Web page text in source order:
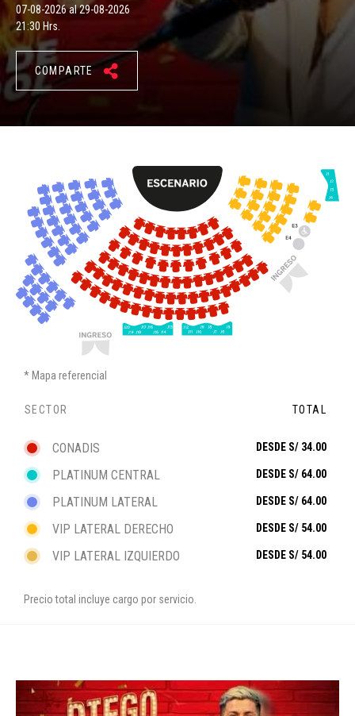
07-08-2026 al 29-08-2026
21:30 Hrs.
COMPARTE
Mapa referencial
SECTOR TOTAL
CONADIS DESDE S/ 34.00
PLATINUM CENTRAL DESDE S/ 64.00
PLATINUM LATERAL DESDE S/ 64.00
VIP LATERAL DERECHO DESDE S/ 54.00
VIP LATERAL IZQUIERDO DESDE S/ 54.00
Precio total incluye cargo por servicio.